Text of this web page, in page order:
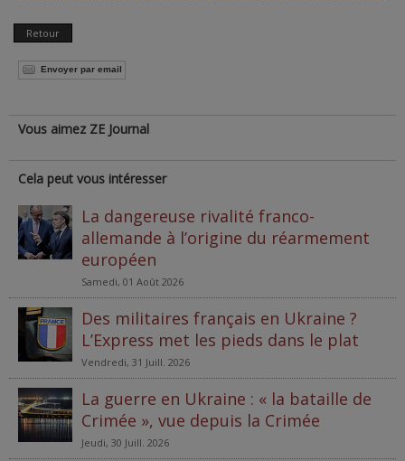
Retour
Envoyer par email
Vous aimez ZE Journal
Cela peut vous intéresser
La dangereuse rivalité franco-
allemande à l’origine du réarmement
européen
Samedi, 01 Août 2026
Des militaires français en Ukraine ?
L’Express met les pieds dans le plat
Vendredi, 31 Juill. 2026
La guerre en Ukraine : « la bataille de
Crimée », vue depuis la Crimée
Jeudi, 30 Juill. 2026